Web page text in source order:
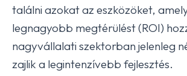
találni azokat az eszközöket,
legnagyobb megtérülést (ROI)
nagyvállalati szektorban jelenleg
zajlik a legintenzívebb fejlesztés.